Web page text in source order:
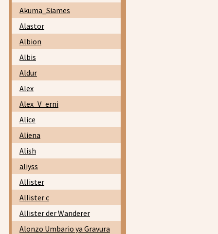
Akuma_Siames
Alastor
Albion
Albis
Aldur
Alex
Alex_V_erni
Alice
Aliena
Alish
aliyss
Allister
Allister c
Allister der Wanderer
Alonzo Umbario ya Gravura